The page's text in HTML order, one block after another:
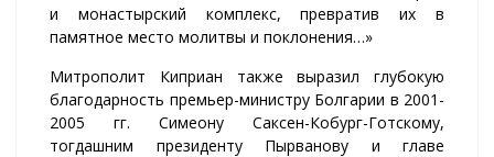
и монастырский комплекс, превратив их в
памятное место молитвы и поклонения…»
Митрополит Киприан также выразил глубокую
благодарность премьер-министру Болгарии в 2001-
2005 гг. Симеону Саксен-Кобург-Готскому,
тогдашним президенту Пырванову и главе